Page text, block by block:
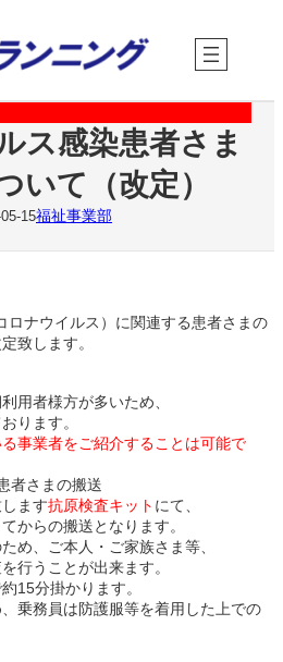
ス感染患者さま
いて（改定）
15福祉事業部
ロナウイルス）に関連する患者さまの
致します。
者様方が多いため、
ります。
事業者をご紹介することは可能で
者さまの搬送
ます抗原検査キット にて、
らの搬送となります。
、ご本人・ご家族さま等、
うことが出来ます。
分掛かります。
務員は防護服等を着用した上での